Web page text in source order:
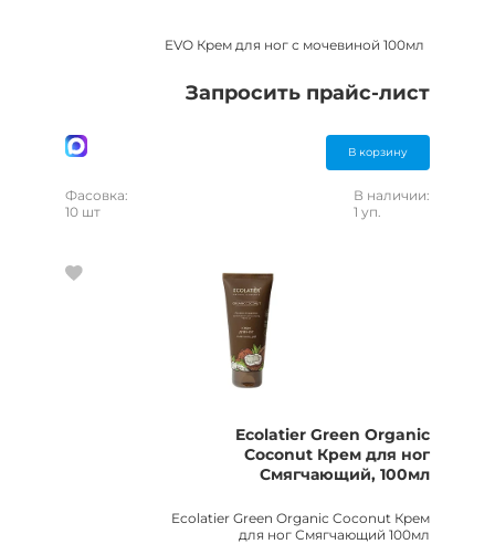
EVO Крем для ног с мочевиной 100мл
Запросить прайс-лист
В корзину
Фасовка:
10 шт
В наличии:
1 уп.
Ecolatier Green Organic
Coconut Крем для ног
Смягчающий, 100мл
Ecolatier Green Organic Coconut Крем
для ног Смягчающий 100мл